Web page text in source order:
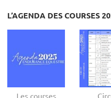
L’AGENDA DES COURSES
Les courses